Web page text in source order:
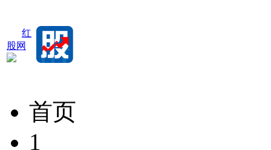
红
股网
首页
1